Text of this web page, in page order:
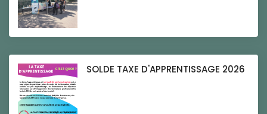
SOLDE TAXE D'APPRENTISSAGE 2026